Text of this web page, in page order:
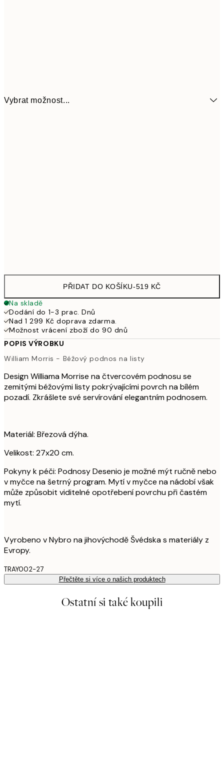
Vybrat možnost...
PŘIDAT DO KOŠÍKU-519 KČ
Na skladě
Dodání do 1-3 prac. Dnů
Nad 1 299 Kč doprava zdarma.
Možnost vrácení zboží do 90 dnů
POPIS VÝROBKU
William Morris - Béžový podnos na listy
Design Williama Morrise na čtvercovém podnosu se
zemitými béžovými listy pokrývajícími povrch na bílém
pozadí. Zkrášlete své servírování elegantním podnosem.
Materiál: Březová dýha.
Velikost: 27x20 cm.
Pokyny k péči: Podnosy Desenio je možné mýt ručně nebo
v myčce na šetrný program. Mytí v myčce na nádobí však
může způsobit viditelné opotřebení povrchu při častém
mytí.
Vyrobeno v Nybro na jihovýchodě Švédska s materiály z
Evropy.
TRAY002-27
Přečtěte si více o našich produktech
Ostatní si také koupili